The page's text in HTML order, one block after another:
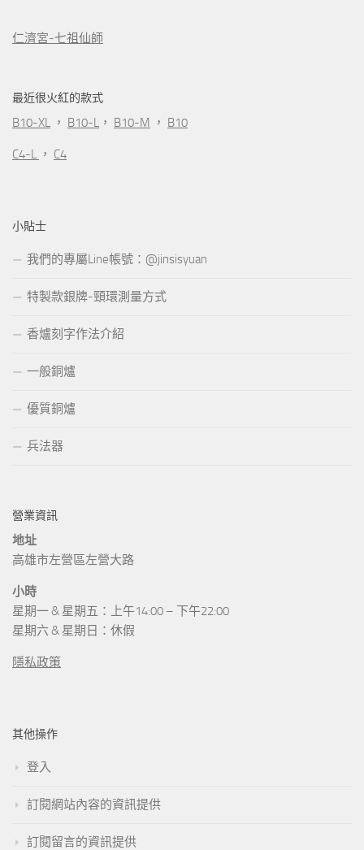
仁濟宮-七祖仙師
最近很火紅的款式
B10-XL ， B10-L ， B10-M ， B10
C4-L ， C4
小貼士
我們的專屬Line帳號：@jinsisyuan
特製款銀牌-頸環測量方式
香爐刻字作法介紹
一般銅爐
優質銅爐
兵法器
營業資訊
地址
高雄市左營區左營大路
小時
星期一 & 星期五：上午14:00 – 下午22:00
星期六 & 星期日：休假
隱私政策
其他操作
登入
訂閱網站內容的資訊提供
訂閱留言的資訊提供